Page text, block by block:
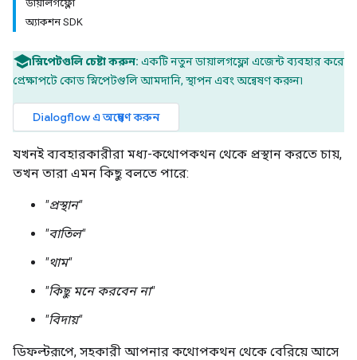
ডায়ালগফ্লো
অ্যাকশন SDK
স্নিপেটগুলি চেষ্টা করুন: একটি নতুন ডায়ালগফ্লো এজেন্ট ব্যবহার করে
প্রেক্ষাপটে কোড স্নিপেটগুলি আমদানি, স্থাপন এবং অন্বেষণ করুন৷
Dialogflow এ অন্বেষণ করুন
যখনই ব্যবহারকারীরা মধ্য-কথোপকথন থেকে প্রস্থান করতে চায়,
তখন তারা এমন কিছু বলতে পারে:
"প্রস্থান"
"বাতিল"
"থাম"
"কিছু মনে করবেন না"
"বিদায়"
ডিফল্টরূপে, সহকারী আপনার কথোপকথন থেকে বেরিয়ে আসে